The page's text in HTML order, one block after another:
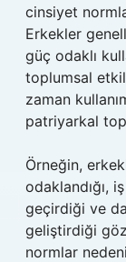
cinsiyet
Erkekler
güç odaklı
toplumsal
zaman
patriyarkal
Örneğin,
odaklandığı,
geçirdiği ve
geliştirdiği
normlar